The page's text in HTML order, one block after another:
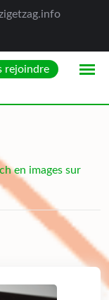
rejoindre
en images sur